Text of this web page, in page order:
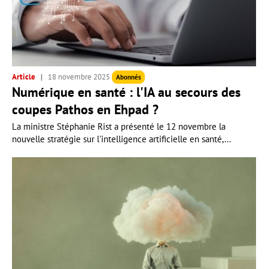
Article 18 novembre 2025 Abonnés
Numérique en santé : l'IA au secours des
coupes Pathos en Ehpad ?
La ministre Stéphanie Rist a présenté le 12 novembre la
nouvelle stratégie sur l'intelligence artificielle en santé,...